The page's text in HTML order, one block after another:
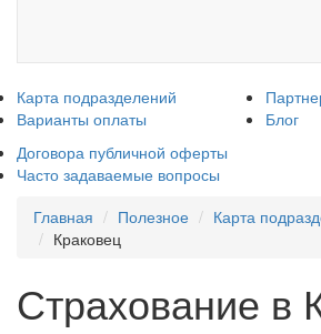
Карта подразделений
Варианты оплаты
Блог
Договора публичной оферты
Часто задаваемые вопросы
Главная
Полезное
Карта
Краковец
Страхование в